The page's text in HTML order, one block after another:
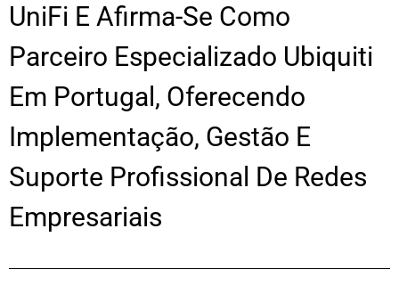
UniFi E Afirma-Se Como
Parceiro Especializado Ubiquiti
Em Portugal, Oferecendo
Implementação, Gestão E
Suporte Profissional De Redes
Empresariais